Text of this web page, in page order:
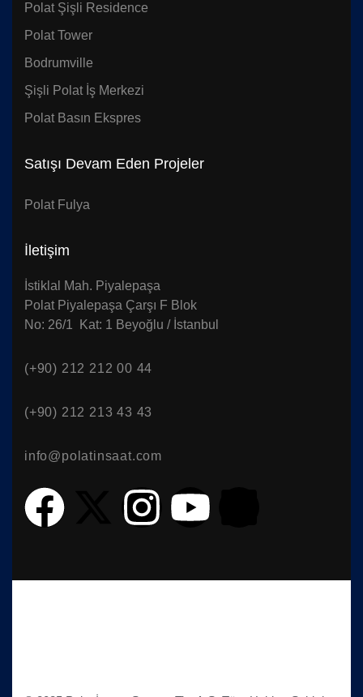
Polat Şişli Residence
Polat Tower
Bodrumville
Şişli Polat İş Merkezi
Polat Basın Ekspres
Satışı Devam Eden Projeler
Polat Fulya
İletişim
İstiklal Mah. Piyalepaşa
Polat Piyalepaşa Çarşı F Blok
No: 26/1 Kat: 1 Beyoğlu / İstanbul
(+90) 212 212 00 44
(+90) 212 213 43 43
info@polatinsaat.com